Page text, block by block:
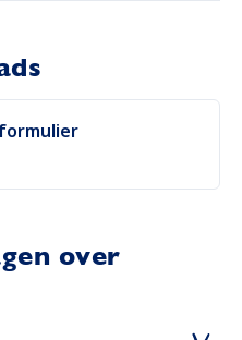
over